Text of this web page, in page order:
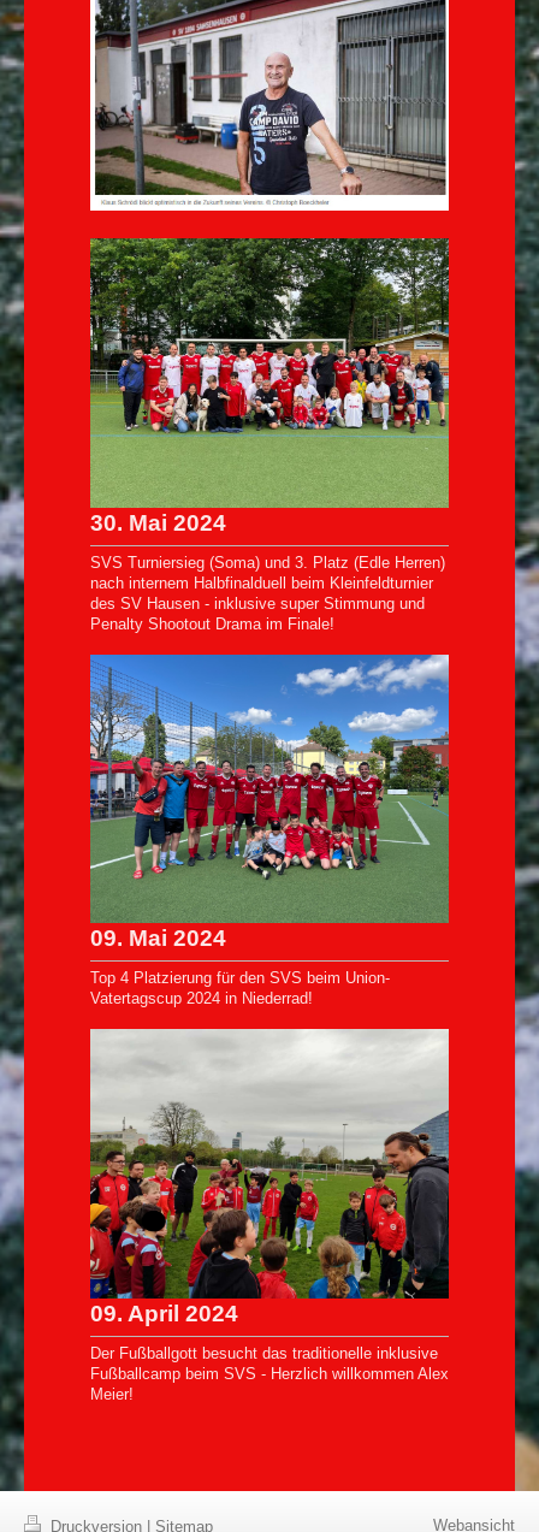
30. Mai 2024
SVS Turniersieg (Soma) und 3. Platz (Edle Herren)
nach internem Halbfinalduell beim Kleinfeldturnier
des SV Hausen - inklusive super Stimmung und
Penalty Shootout Drama im Finale!
09. Mai 2024
Top 4 Platzierung für den SVS beim Union-
Vatertagscup 2024 in Niederrad!
09. April 2024
Der Fußballgott besucht das traditionelle inklusive
Fußballcamp beim SVS - Herzlich willkommen Alex
Meier!
Druckversion Sitemap Webansicht